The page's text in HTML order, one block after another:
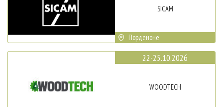
SICAM
Порденоне
22-25.10.2026
WOODTECH